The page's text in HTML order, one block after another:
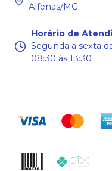
Alfenas/MG
Horário de
Segunda a sexta
08:30 às 13:30